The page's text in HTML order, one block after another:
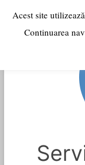
Skip
content
Acest site
Continuarea